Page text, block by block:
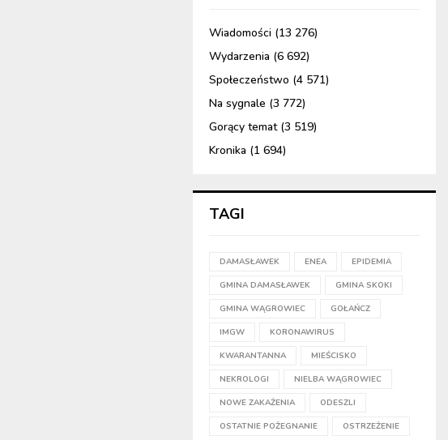
Wiadomości (13 276)
Wydarzenia (6 692)
Społeczeństwo (4 571)
Na sygnale (3 772)
Gorący temat(3 519)
Kronika (1 694)
TAGI
DAMASŁAWEK ENEA EPIDEMIA
GMINA DAMASŁAWEK GMINA SKOKI
GMINA WĄGROWIEC GOŁAŃCZ
IMGW KORONAWIRUS
KWARANTANNA MIEŚCISKO
NEKROLOGI NIELBA WĄGROWIEC
NOWE ZAKAŻENIA ODESZLI
OSTATNIE POŻEGNANIE OSTRZEŻENIE